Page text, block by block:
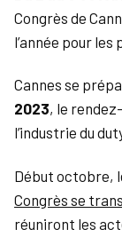
Congrès de
l’année pour les
Cannes se
2023, le
l’industrie du
Début octobre,
Congrès se
réuniront les